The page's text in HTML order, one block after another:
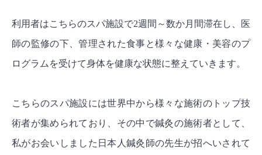
利用者はこちらのスパ施設で2週間～数か月間滞在し、医
師の監修の下、管理された食事と様々な健康・美容のプ
ログラムを受けて身体を健康な状態に整えていきます。
こちらのスパ施設には世界中から様々な施術のトップ技
術者が集められており、その中で鍼灸の施術者として、
私がお会いしました日本人鍼灸師の先生が招へいされて